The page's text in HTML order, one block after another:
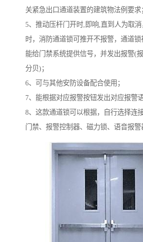
关紧急出口通道装置的建筑物法例要求
5、推动压杆门开时,即响,直到人为取
时，消防通道锁可推开不报警，通道锁
能给门禁系统提供信号，并发出报警(
分贝)；
6、可与其他安防设备配合使用；
7、能根据对应报警按钮发出对应报警
8、这款通道锁可以根据，自行选择连
门禁、报警控制器、磁力锁、语音报警